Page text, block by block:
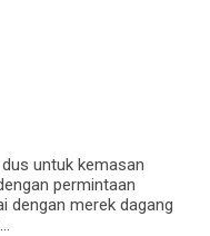
untuk kemasan
permintaan
dengan merek dagang